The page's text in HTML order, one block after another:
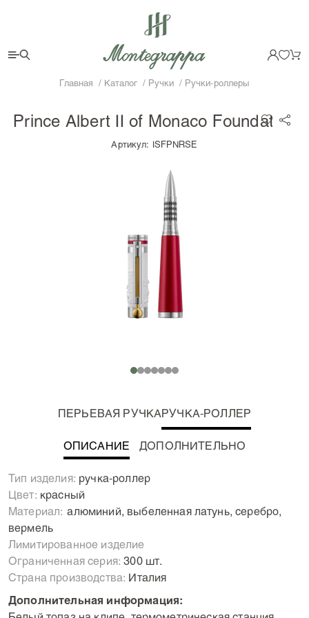
Главная Каталог Ручки Ручки-роллеры
Prince Albert II of Monaco Foundation
Артикул: ISFPNRSE
ПЕРЬЕВАЯ РУЧКАРУЧКА-РОЛЛЕР
ОПИСАНИЕ ДОПОЛНИТЕЛЬНО
Дебют тандема компании Montegrappa и
благотворительного фонда the Prince Albert II of
Monaco оказался поистине впечатляющим. Помимо
великолепного дизайна коллекции, здесь явно
прослеживается основной и главный посыл: чтобы
спасти нашу планету, мы должны взглянуть правде в
глаза.
Тип изделия: ручка-роллер
Цвет: красный
Материал: Алюминий, выбеленная латунь, серебро,
вермель
Лимитированное изделие
Ограниченная серия: 300 шт.
Страна производства: Италия
Дополнительная информация: